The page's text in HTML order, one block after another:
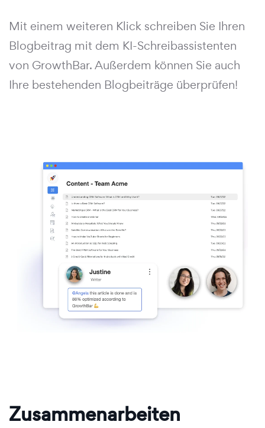
Mit einem weiteren Klick schreiben Sie Ihren
Blogbeitrag mit dem KI-Schreibassistenten
von GrowthBar. Außerdem können Sie auch
Ihre bestehenden Blogbeiträge überprüfen!
Zusammenarbeiten